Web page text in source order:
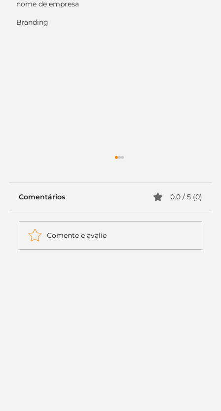
nome de empresa
Branding
Comentários 0.0 / 5 (0)
Comente e avalie